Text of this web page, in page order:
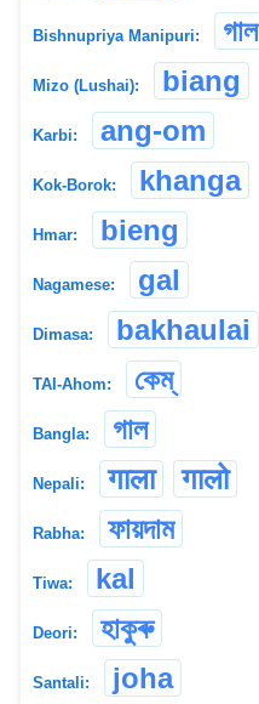
Bishnupriya Manipuri: গাল
Mizo (Lushai): biang
Karbi: ang-om
Kok-Borok: khanga
Hmar: bieng
Nagamese: gal
Dimasa: bakhaulai
TAI-Ahom: কেম্
Bangla: গাল
Nepali: गाला गालो
Rabha: ফায়দাম
Tiwa: kal
Deori: হাকুৰু
Santali: joha